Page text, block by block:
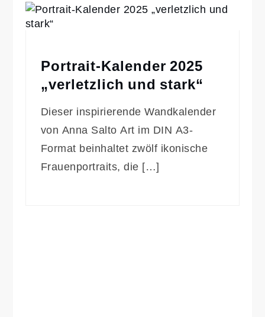
Portrait-Kalender 2025
„verletzlich und stark“
Dieser inspirierende Wandkalender
von Anna Salto Art im DIN A3-
Format beinhaltet zwölf ikonische
Frauenportraits, die […]